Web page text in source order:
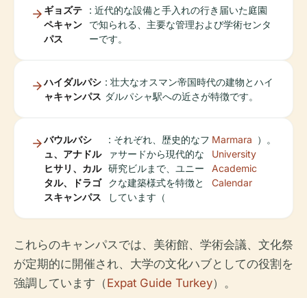
ギョズテ
ペキャン
パス
: 近代的な設備と手入れの行き届いた庭園
で知られる、主要な管理および学術センタ
ーです。
ハイダルパシ
ャキャンパス
: 壮大なオスマン帝国時代の建物とハイ
ダルパシャ駅への近さが特徴です。
バウルバシ
ュ、アナドル
ヒサリ、カル
タル、ドラゴ
スキャンパス
: それぞれ、歴史的なフ
ァサードから現代的な
研究ビルまで、ユニー
クな建築様式を特徴と
しています（
Marmara
University
Academic
Calendar
）。
これらのキャンパスでは、美術館、学術会議、文化祭
が定期的に開催され、大学の文化ハブとしての役割を
強調しています（Expat Guide Turkey）。